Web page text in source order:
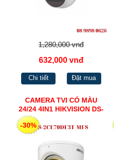
1,280,000 vnđ
632,000 vnđ
Chi tiết Đặt mua
CAMERA TVI CÓ MÀU
24/24 4IN1 HIKVISION DS-
2CE70DF3T-MFS
-30%